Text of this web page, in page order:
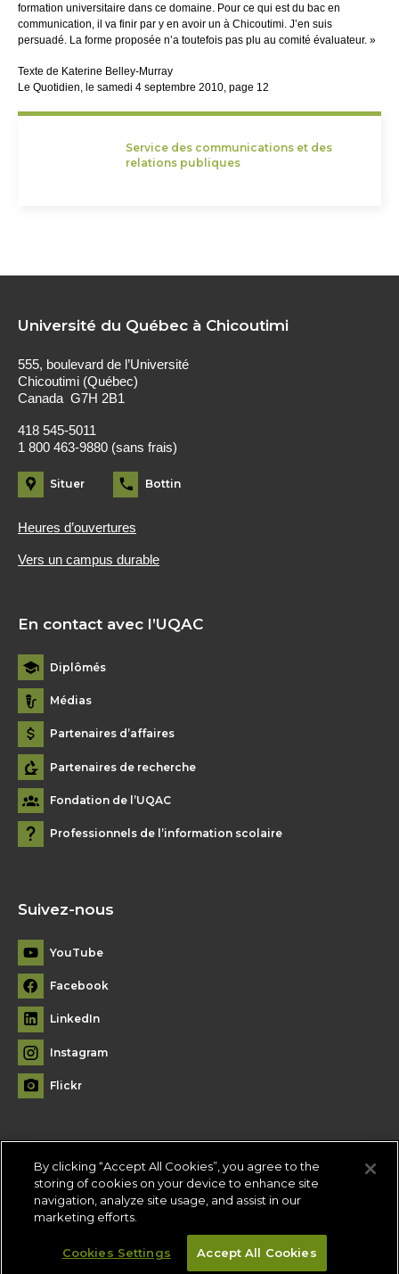
formation universitaire dans ce domaine. Pour ce qui est du bac en
communication, il va finir par y en avoir un à Chicoutimi. J’en suis
persuadé. La forme proposée n’a toutefois pas plu au comité évaluateur. »
Texte de Katerine Belley-Murray
Le Quotidien, le samedi 4 septembre 2010, page 12
Service des communications et des
relations publiques
Université du Québec à Chicoutimi
555, boulevard de l’Université
Chicoutimi (Québec)
Canada G7H 2B1
418 545-5011
1 800 463-9880 (sans frais)
Situer Bottin
Heures d’ouvertures
Vers un campus durable
En contact avec l’UQAC
Diplômés
Médias
Partenaires d’affaires
Partenaires de recherche
Fondation de l’UQAC
Professionnels de l’information scolaire
Suivez-nous
YouTube
Facebook
LinkedIn
Instagram
Flickr
Plan du site
Conditions d'utilisation
des témoins
By clicking “Accept All Cookies”, you agree to the
storing of cookies on your device to enhance site
navigation, analyze site usage, and assist in our
marketing efforts.
Cookies Settings Accept All Cookies